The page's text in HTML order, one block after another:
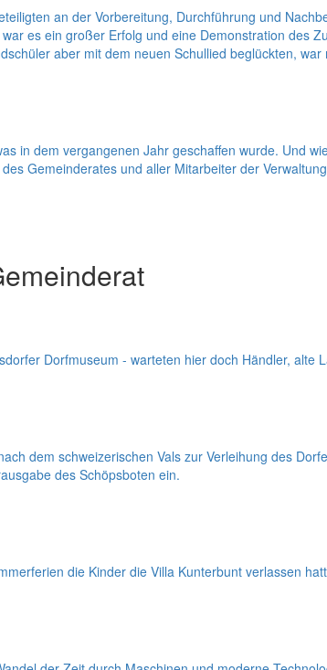
an der Vorbereitung, Durchführung und
es ein großer Erfolg und eine Demonstration des
aber mit dem neuen Schullied beglückten,
in dem vergangenen Jahr geschaffen wurde. Und
Gemeinderates und aller Mitarbeiter der
Dorfmuseum - warteten hier doch Händler,
dem schweizerischen Vals zur Verleihung des
des Schöpsboten ein.
die Kinder die Villa Kunterbunt verlassen